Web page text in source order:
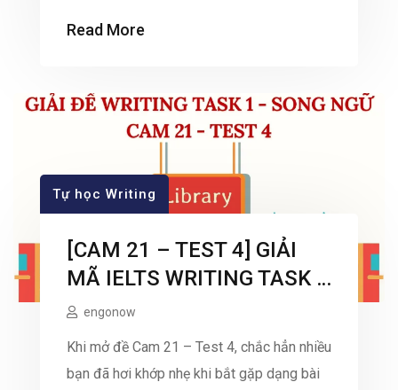
hướng “Đồng ý” (nêu lợi ích của nhà cao
Nhưng […]
Read More
Tự học Writing
[CAM 21 – TEST 4] GIẢI
MÃ IELTS WRITING TASK 1
CHỦ ĐỀ “LIBRARY”
engonow
Khi mở đề Cam 21 – Test 4, chắc hẳn nhiều
bạn đã hơi khớp nhẹ khi bắt gặp dạng bài